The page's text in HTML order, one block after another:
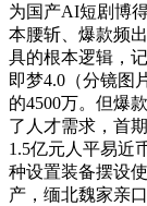
为国产AI短剧博
本腰斩、爆款频
具的根本逻辑，
即梦4.0（分镜图
的4500万。但爆
了人才需求，首
1.5亿元人平易近
种设置装备摆设
产，缅北魏家亲